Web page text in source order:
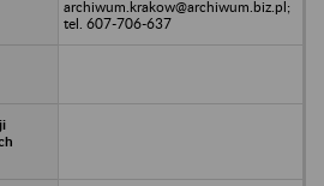
archiwum.krakow@archiwum.biz.pl;
tel. 607-706-637